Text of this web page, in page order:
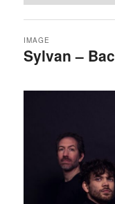
Sylvan –
IMAGE